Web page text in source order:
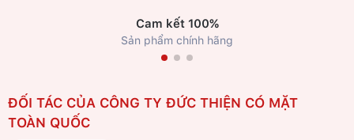
Cam kết 100%
Sản phẩm chính hãng
ĐỐI TÁC CỦA CÔNG TY ĐỨC THIỆN CÓ MẶT
TOÀN QUỐC